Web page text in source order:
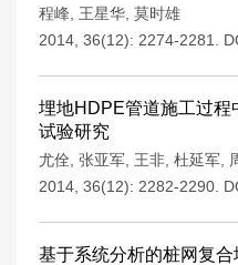
程峰 王星华 莫时雄
2014, 36(12): 2274-2281.
埋地HDPE管道施工过程
试验研究
尤佺 张亚军 王非 杜延军
2014, 36(12): 2282-2290.
基于系统分析的桩网复